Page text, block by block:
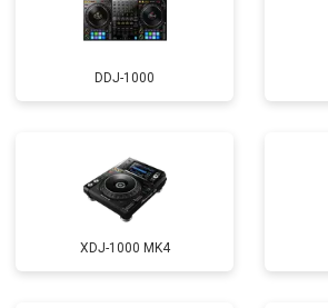
DDJ-1000
XDJ-1000 MK4